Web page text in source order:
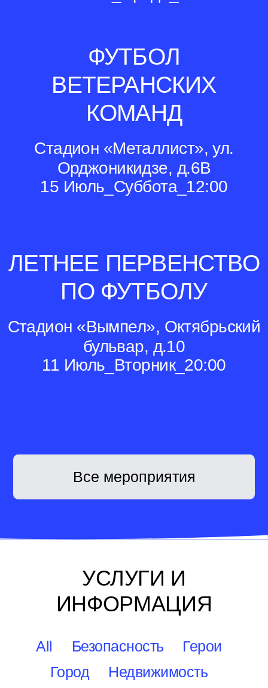
ФУТБОЛ
ВЕТЕРАНСКИХ
КОМАНД
Стадион «Металлист», ул.
Орджоникидзе, д.6В
15 Июль_Суббота_12:00
ЛЕТНЕЕ ПЕРВЕНСТВО
ПО ФУТБОЛУ
Стадион «Вымпел», Октябрьский
бульвар, д.10
11 Июль_Вторник_20:00
Все мероприятия
УСЛУГИ И
ИНФОРМАЦИЯ
All Безопасность
Герои
Город
Недвижимость